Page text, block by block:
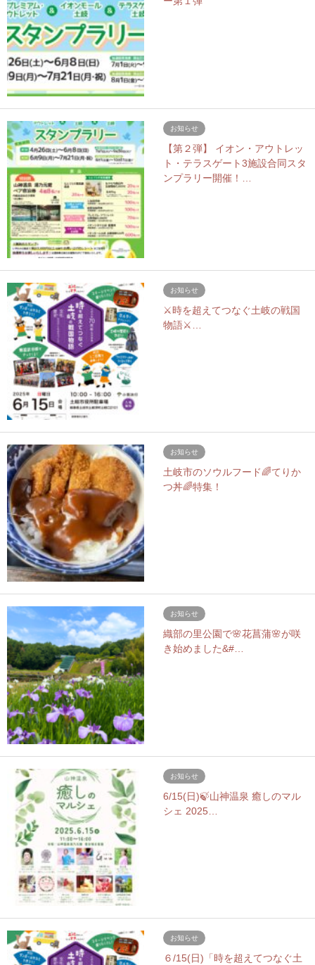
お知らせ
【第２弾】 イオン・アウトレッ
ト・テラスゲート3施設合同スタ
ンプラリー開催！…
お知らせ
⚔️時を超えてつなぐ土岐の戦国
物語⚔…
お知らせ
土岐市のソウルフード🌈てりか
つ丼🌈特集！
お知らせ
織部の里公園で🌸花菖蒲🌸が咲
き始めました&#…
お知らせ
6/15(日)🍃山神温泉 癒しのマル
シェ 2025…
お知らせ
６/15(日)「時を超えてつなぐ土